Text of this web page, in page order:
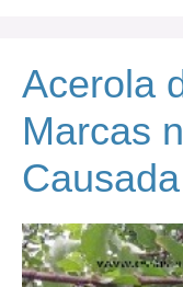
Acerola
Marcas